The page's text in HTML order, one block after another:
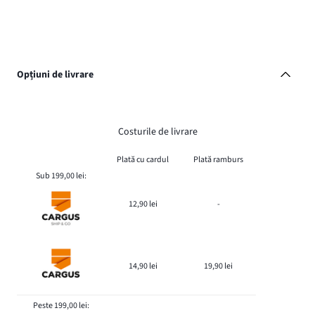
Opțiuni de livrare
Costurile de livrare
Plată cu cardul
Plată ramburs
Sub 199,00 lei:
12,90 lei -
14,90 lei 19,90 lei
Peste 199,00 lei: